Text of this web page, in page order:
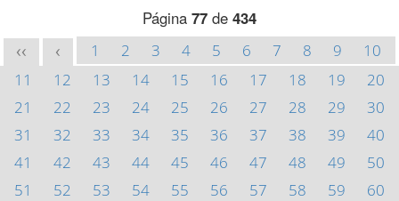
Página 77 de 434
<< < 1 2 3 4 5 6 7 8 9
10
11
12 13 14 15 16 17 18 19
20
21
22 23 24 25 26 27 28 29
30
31
32 33 34 35 36 37 38 39
40
41
42 43 44 45 46 47 48 49
50
51
52 53 54 55 56 57 58 59
60